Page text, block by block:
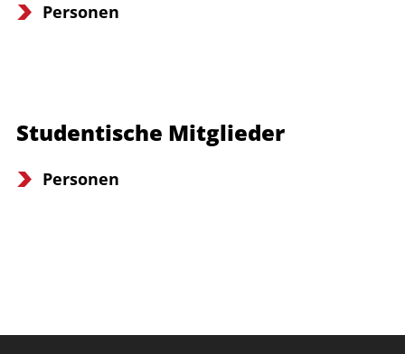
Personen
Studentische Mitglieder
Personen